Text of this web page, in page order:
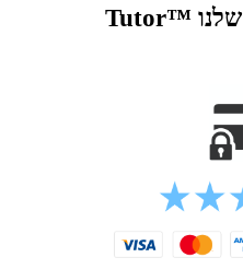
Tutor™ שלנו